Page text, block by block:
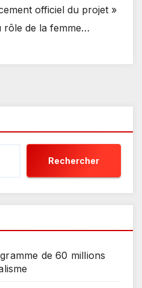
officiel du projet »
rôle de la femme…
Rechercher
de 60 millions